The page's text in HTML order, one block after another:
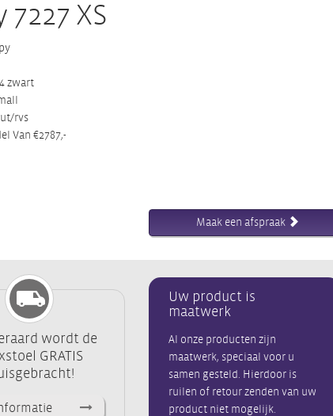
7227 XS
zwart
rvs
Van €2787,-
Maak een afspraak
wordt de
GRATIS
Uw product is
maatwerk
Al onze producten zijn
maatwerk, speciaal voor u
samen gesteld. Hierdoor is
ruilen of retour zenden van uw
product niet mogelijk.